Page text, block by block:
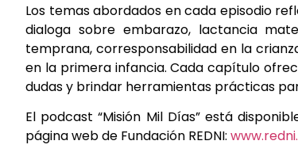
Los temas abordados en cada episodio
dialoga sobre embarazo, lactancia
temprana, corresponsabilidad en la
en la primera infancia. Cada capítulo
dudas y brindar herramientas prácticas
El podcast “Misión Mil Días” está
página web de Fundación REDNI: